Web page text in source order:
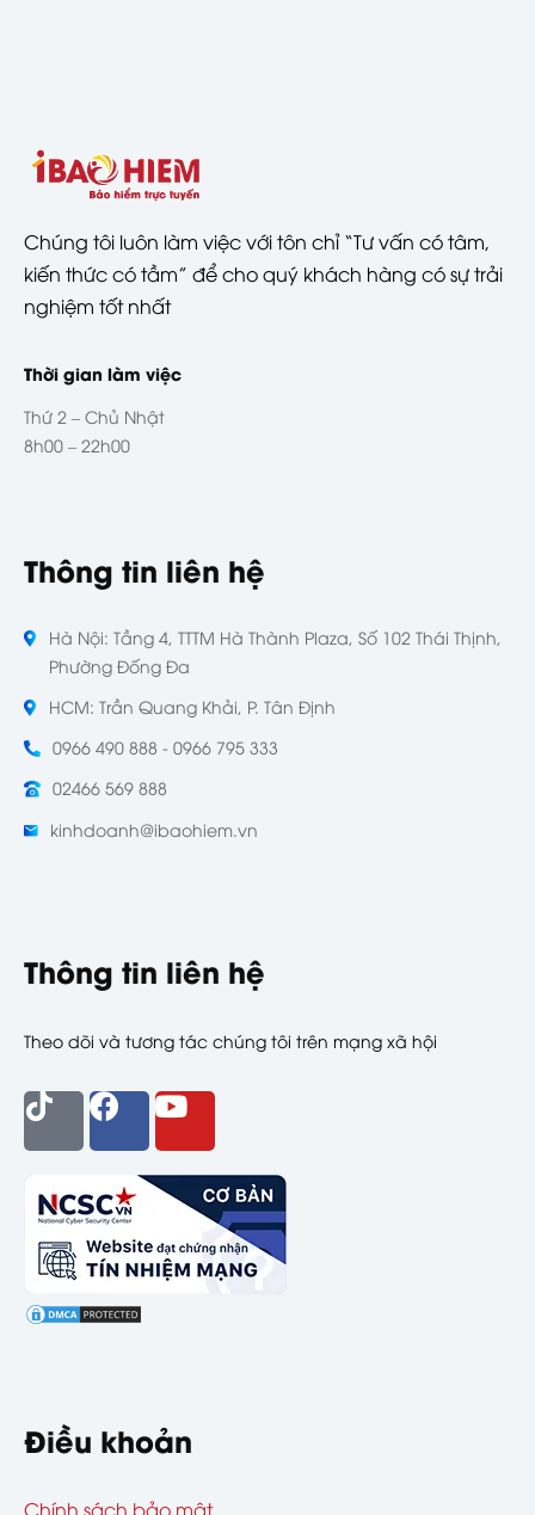
Chúng tôi luôn làm việc với tôn chỉ “Tư vấn có tâm,
kiến thức có tầm” để cho quý khách hàng có sự trải
nghiệm tốt nhất
Thời gian làm việc
Thứ 2 – Chủ Nhật
8h00 – 22h00
Thông tin liên hệ
Hà Nội: Tầng 4, TTTM Hà Thành Plaza, Số 102 Thái Thịnh,
Phường Đống Đa
HCM: Trần Quang Khải, P. Tân Định
0966 490 888 - 0966 795 333
02466 569 888
kinhdoanh@ibaohiem.vn
Thông tin liên hệ
Theo dõi và tương tác chúng tôi trên mạng xã hội
Điều khoản
Chính sách bảo mật